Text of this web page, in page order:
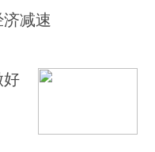
减速
好